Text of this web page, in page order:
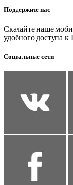
Поддержите нас
Скачайте наше
удобного доступа к
Социальные сети